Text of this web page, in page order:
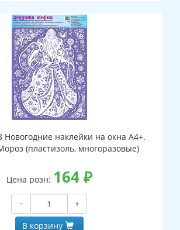
наклейки на окна А4+.
(пластизоль, многоразовые)
Цена розн: 164₽
−
+
В корзину